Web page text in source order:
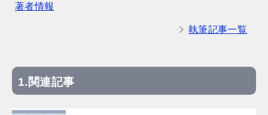
著者情報
執筆記事一覧
関連記事